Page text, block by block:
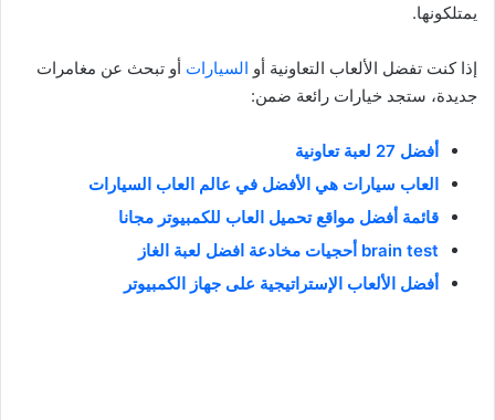
يمتلكونها.
إذا كنت تفضل الألعاب التعاونية أو السيارات أو تبحث عن مغامرات
جديدة، ستجد خيارات رائعة ضمن:
أفضل 27 لعبة تعاونية
العاب سيارات هي الأفضل في عالم العاب السيارات
قائمة أفضل مواقع تحميل العاب للكمبيوتر مجانا
brain test أحجيات مخادعة افضل لعبة الغاز
أفضل الألعاب الإستراتيجية على جهاز الكمبيوتر